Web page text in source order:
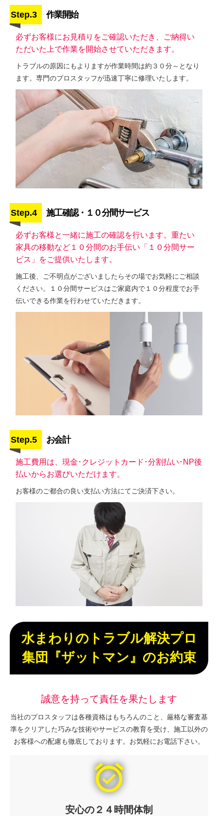
Step.3 作業開始
必ずお客様にお見積りをご確認いただき、ご納得い
ただいた上で作業を開始させていただきます。
トラブルの原因にもよりますが作業時間は約３０分～となり
ます。専門のプロスタッフが迅速丁寧に修理いたします。
Step.4 施工確認・１０分間サービス
必ずお客様と一緒に施工の確認を行います。重たい
家具の移動など１０分間のお手伝い「１０分間サー
ビス」をご提供いたします。
施工後、ご不明点がございましたらその場でお気軽にご相談
ください。１０分間サービスはご家庭内で１０分程度でお手
伝いできる作業を行わせていただきます。
Step.5 お会計
施工費用は、現金･クレジットカード･分割払い･NP後
払いからお選びいただけます。
お客様のご都合の良い支払い方法にてご決済下さい。
水まわりのトラブル解決プロ
集団『ザットマン』のお約束
誠意を持って責任を果たします
当社のプロスタッフは各種資格はもちろんのこと、厳格な審査基
準をクリアした巧みな技術やサービスの教育を受け、施工以外の
お客様への配慮も徹底しております。お気軽にお電話下さい。
alarm_on
安心の２４時間体制